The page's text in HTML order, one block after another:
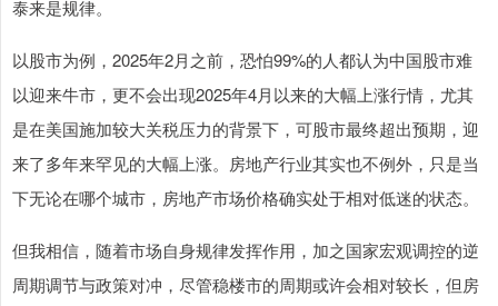
泰来是规律。
以股市为例，2025年2月之前，恐怕99%的人都认为中国股市难
以迎来牛市，更不会出现2025年4月以来的大幅上涨行情，尤其
是在美国施加较大关税压力的背景下，可股市最终超出预期，迎
来了多年来罕见的大幅上涨。房地产行业其实也不例外，只是当
下无论在哪个城市，房地产市场价格确实处于相对低迷的状态。
但我相信，随着市场自身规律发挥作用，加之国家宏观调控的逆
周期调节与政策对冲，尽管稳楼市的周期或许会相对较长，但房